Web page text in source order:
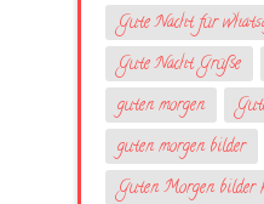
Gute Nacht für
Gute Nacht Grüße
guten morgen
guten morgen bilder
Guten Morgen bilder